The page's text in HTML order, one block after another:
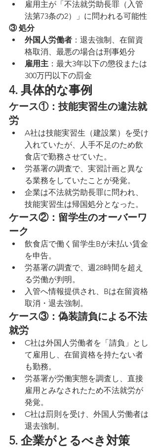
雇用主が「不法就労助長罪（入管
法第73条の2）」に問われる可能性
③ 処分
外国人労働者 ：退去強制、在留資
格取消、最悪の場合は刑事処分
雇用主 ：最大3年以下の懲役または
300万円以下の罰金
4. 具体的な事例
ケース①：技能実習生の違法就
労
A社は技能実習生（建設業）を受け
入れていたが、人手不足のため飲
食店で勤務させていた。
労基署の調査で、実習計画と異な
る業務をしていたことが発覚。
企業は不法就労助長罪に問われ、
技能実習生は帰国処分となった。
ケース②：留学生のオーバーワ
ーク
飲食店で働く留学生Bが未払い賃金
を申告。
労基署の調査で、週28時間を超え
る労働が判明。
入管へ情報提供され、Bは在留資格
取消・退去強制。
ケース③：偽装請負による不法
就労
C社は外国人労働者を「請負」とし
て雇用し、在留資格を持たない者
も勤務。
労基署が労働実態を調査し、直接
雇用とみなされたため不法就労が
発覚。
C社は罰則を受け、外国人労働者は
退去強制。
5. 企業がとるべき対策